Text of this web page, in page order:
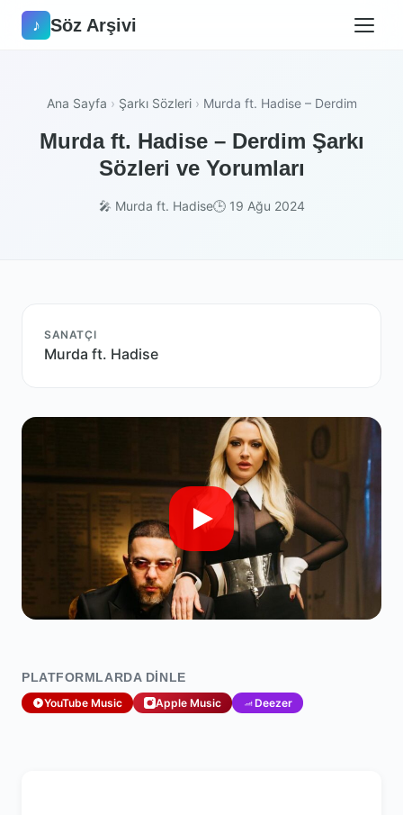
♪ Söz Arşivi
Ana Sayfa › Şarkı Sözleri › Murda ft. Hadise – Derdim
Murda ft. Hadise – Derdim Şarkı
Sözleri ve Yorumları
🎤 Murda ft. Hadise🕒 19 Ağu 2024
SANATÇI
Murda ft. Hadise
PLATFORMLARDA DINLE
YouTube Music Apple Music Deezer